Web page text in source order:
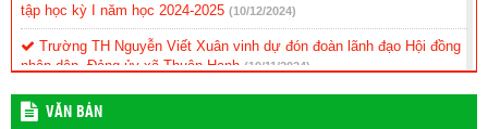
tập học kỳ I năm học 2024-2025 (10/12/2024)
Trường TH Nguyễn Viết Xuân vinh dự đón đoàn lãnh đạo Hội đồng
nhân dân, Đảng ủy xã Thuận Hạnh (19/11/2024)
KẾ HOẠCH Triển khai thực hiện ứng dụng CNTT và chuyển đổi số
(11/11/2024)
VĂN BẢN